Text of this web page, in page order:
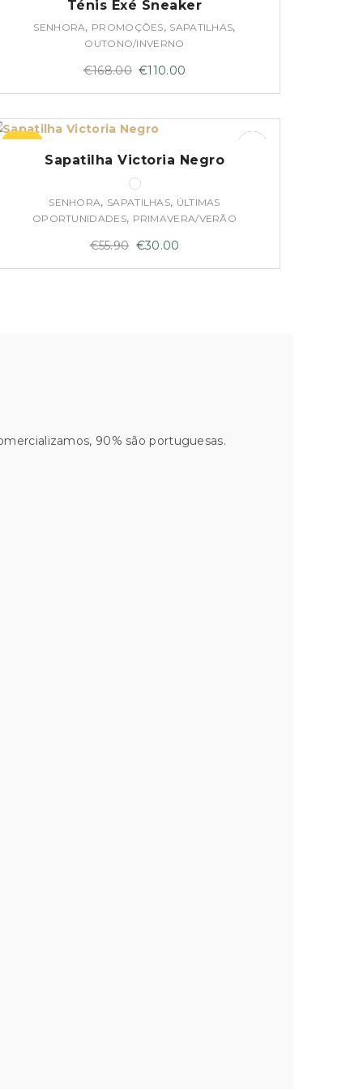
Ténis Exé Sneaker
SENHORA, PROMOÇÕES, SAPATILHAS,
OUTONO/INVERNO
€168.00 O
preço
era:
€168.00.
€110.00
preço
–46%
Sapatilha Victoria Negro
SENHORA, SAPATILHAS, ÚLTIMAS
OPORTUNIDADES, PRIMAVERA/VERÃO
€55.90 O
preço
€30.00
preço
90% são portuguesas.